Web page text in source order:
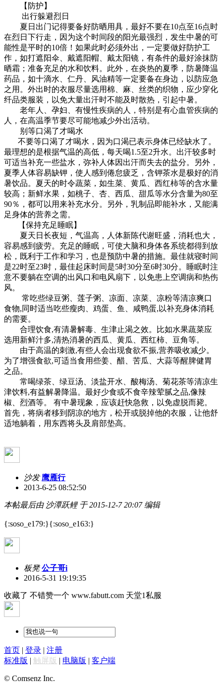
【防护】
出行躲避烈日
夏日出门记得要备好防晒用具，最好不要在10点至16点时
在烈日下行走，因为这个时间段的阳光最强烈，发生中暑的可
能性是平时的10倍！如果此时必须外出，一定要做好防护工
作，如打遮阳伞、戴遮阳帽、戴太阳镜，有条件的最好涂抹防
晒霜；准备充足的水和饮料。此外，在炎热的夏季，防暑降温
药品，如十滴水、仁丹、风油精等一定要备在身边，以防应急
之用。外出时的衣服尽量选用棉、麻、丝类的织物，应少穿化
纤品类服装，以免大量出汗时不能及时散热，引起中暑。
老年人、孕妇、有慢性疾病的人，特别是有心血管疾病的
人，在高温季节要尽可能地减少外出活动。
别等口渴了才喝水
不要等口渴了才喝水，因为口渴已表示身体已经缺水了。
最理想的是根据气温的高低，每天喝1.5至2升水。出汗较多时
可适当补充一些盐水，弥补人体因出汗而失去的盐分。另外，
夏季人体容易缺钾，使人感到倦怠疲乏，含钾茶水是极好的消
暑饮品。夏天的时令蔬菜，如生菜、黄瓜、西红柿等的含水量
较高；新鲜水果，如桃子、杏、西瓜、甜瓜等水分含量为80至
90％，都可以用来补充水分。另外，乳制品即能补水，又能满
足身体的营养之需。
【保持充足睡眠】
夏天日长夜短，气温高，人体新陈代谢旺盛，消耗也大，
容易感到疲劳。充足的睡眠，可使大脑和身体各系统都得到放
松，既利于工作和学习，也是预防中暑的措施。最佳就寝时间
是22时至23时，最佳起床时间是5时30分至6时30分。睡眠时注
意不要躺在空调的出风口和电风扇下，以免患上空调病和热伤
风。
常吃些绿豆粥、莲子粥、凉面、凉菜、凉粉等清凉爽口
食物,同时适当吃些瘦肉、鸡蛋、鱼、咸鸭蛋,以补充身体消耗
的需要。
合理饮食,有清暑解毒、生津止渴之效。比如水果蔬菜应
选用新鲜汁多,清热消暑的西瓜、黄瓜、西红柿、豆角等。
由于高温的刺激,有些人会出现食欲不振,营养吸收减少。
为了增强食欲,可适当食用些姜、醋、苦瓜、大蒜等醒脾健胃
之品。
常喝绿茶、绿豆汤、淡盐开水、酸梅汤、菊花茶等清凉生
津饮料,有益解暑降温。最好少食或不食辛辣荤腻之品,像辣
椒、烈酒等。 有中暑现象，应该赶快急救，以免虚脱而毙。
首先，将病者移到阴凉的地方，松开或脱掉他的衣服，让他舒
适地躺着，用东西将头及肩部垫高。
沙发 鹰雁行
2013-6-25 08:52:50
本帖最后由 沙潭跃鲤 于 2015-12-7 20:07 编辑
{:soso_e179:}{:soso_e163:}
板凳 公子哥i
2016-5-31 19:19:35
收藏了 不错赞一个 www.fabutt.com 天堂1私服
首页 | 登录 | 注册
标准版 | 触屏版 | 电脑版 | 客户端
© Comsenz Inc.